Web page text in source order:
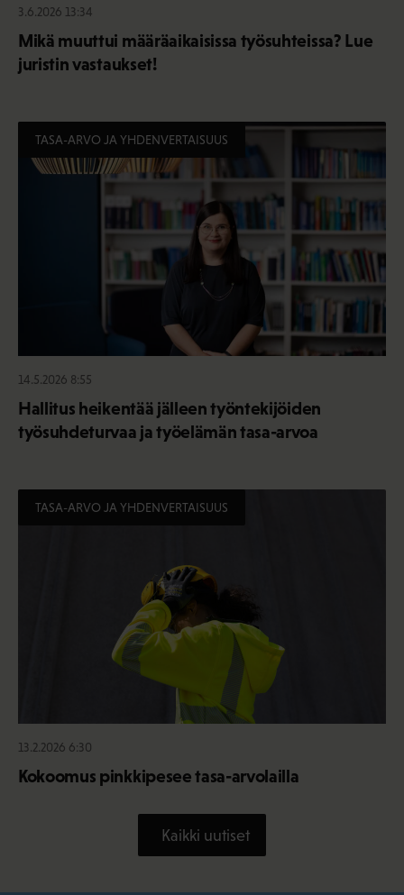
3.6.2026 13:34
Mikä muuttui määräaikaisissa työsuhteissa? Lue
juristin vastaukset!
TASA-ARVO JA YHDENVERTAISUUS
14.5.2026 8:55
Hallitus heikentää jälleen työntekijöiden
työsuhdeturvaa ja työelämän tasa-arvoa
TASA-ARVO JA YHDENVERTAISUUS
13.2.2026 6:30
Kokoomus pinkkipesee tasa-arvolailla
Kaikki uutiset